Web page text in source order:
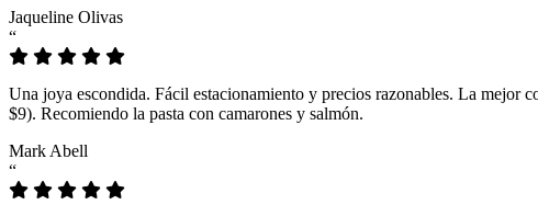
Jaqueline Olivas
“
Una joya escondida. Fácil estacionamiento y precios razonables. La
$9). Recomiendo la pasta con camarones y salmón.
Mark Abell
“